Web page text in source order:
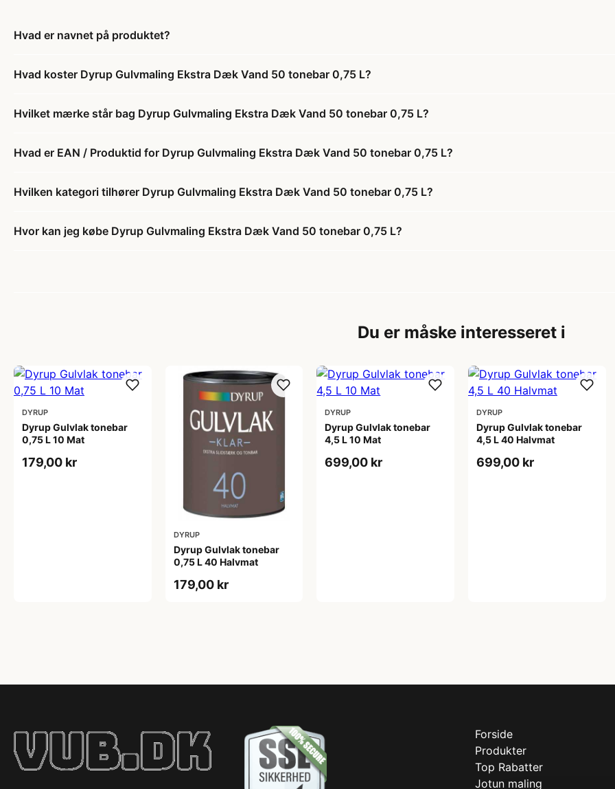
Hvad er navnet på produktet?
Hvad koster Dyrup Gulvmaling Ekstra Dæk Vand 50 tonebar 0,75 L?
Hvilket mærke står bag Dyrup Gulvmaling Ekstra Dæk Vand 50 tonebar 0,75 L?
Hvad er EAN / Produktid for Dyrup Gulvmaling Ekstra Dæk Vand 50 tonebar 0,75 L?
Hvilken kategori tilhører Dyrup Gulvmaling Ekstra Dæk Vand 50 tonebar 0,75 L?
Hvor kan jeg købe Dyrup Gulvmaling Ekstra Dæk Vand 50 tonebar 0,75 L?
Du er måske interesseret i
DYRUP
Dyrup Gulvlak tonebar
0,75 L 10 Mat
179,00 kr
DYRUP
Dyrup Gulvlak tonebar
0,75 L 40 Halvmat
179,00 kr
DYRUP
Dyrup Gulvlak tonebar
4,5 L 10 Mat
699,00 kr
DYRUP
Dyrup Gulvlak tonebar
4,5 L 40 Halvmat
699,00 kr
Forside
Produkter
Top Rabatter
Jotun maling